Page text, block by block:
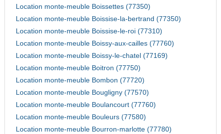
Location monte-meuble Boissettes (77350)
Location monte-meuble Boissise-la-bertrand (77350)
Location monte-meuble Boissise-le-roi (77310)
Location monte-meuble Boissy-aux-cailles (77760)
Location monte-meuble Boissy-le-chatel (77169)
Location monte-meuble Boitron (77750)
Location monte-meuble Bombon (77720)
Location monte-meuble Bougligny (77570)
Location monte-meuble Boulancourt (77760)
Location monte-meuble Bouleurs (77580)
Location monte-meuble Bourron-marlotte (77780)